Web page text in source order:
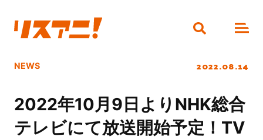
NEWS 2022.08.14
2022年10月9日よりNHK総合
テレビにて放送開始予定！TV